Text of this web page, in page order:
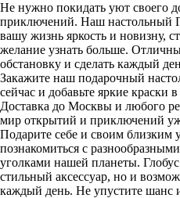
Не нужно покидать уют своего
приключений. Наш настольный
вашу жизнь яркость и новизну,
желание узнать больше.
обстановку и сделать каждый
Закажите наш подарочный
сейчас и добавьте яркие
Доставка до Москвы и любого
мир открытий и приключений
Подарите себе и своим близким
познакомиться с
уголками нашей планеты.
стильный аксессуар, но и
каждый день. Не упустите шанс